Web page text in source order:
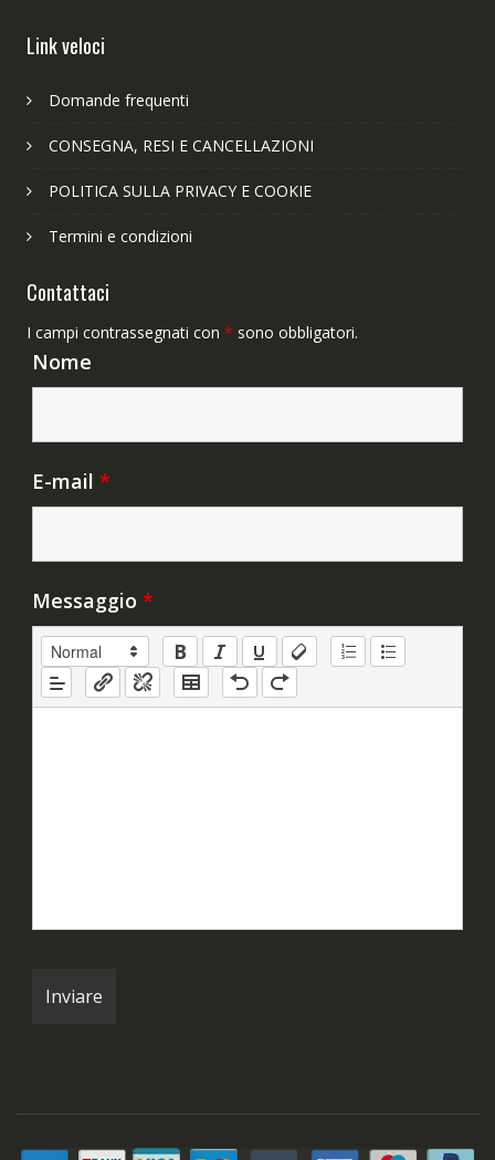
Link veloci
Domande frequenti
CONSEGNA, RESI E CANCELLAZIONI
POLITICA SULLA PRIVACY E COOKIE
Termini e condizioni
Contattaci
I campi contrassegnati con * sono obbligatori.
Nome
E-mail *
Messaggio *